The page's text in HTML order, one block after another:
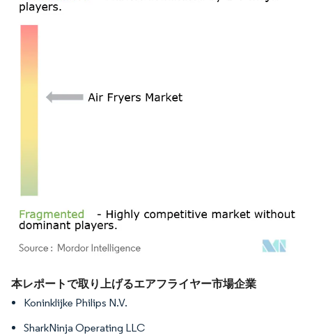
画像 © Mordor Intelligence。再利用にはCC BY 4.0の表示が必要です。
本レポートで取り上げるエアフライヤー市場企業
Koninklijke Philips N.V.
SharkNinja Operating LLC